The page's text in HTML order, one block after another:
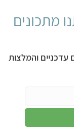
מתכונים
עדכניים והמלצות